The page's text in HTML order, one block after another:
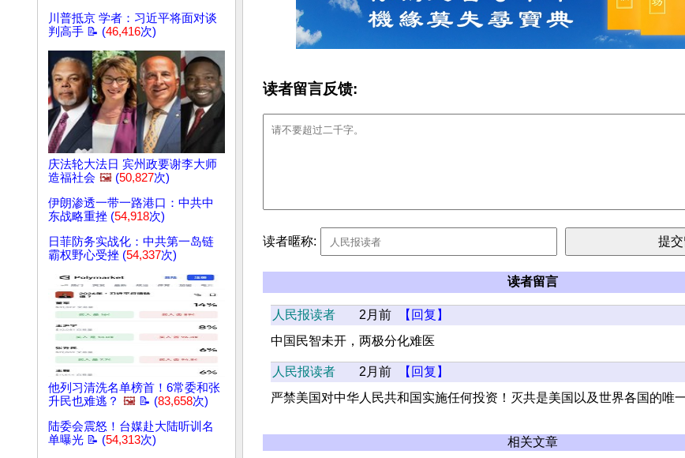
川普抵京 学者：习近平将面对谈
判高手 📝 (46,416次)
庆法轮大法日 宾州政要谢李大师
造福社会 🖼️ (50,827次)
伊朗渗透一带一路港口：中共中
东战略重挫 (54,918次)
日菲防务实战化：中共第一岛链
霸权野心受挫 (54,337次)
他列习清洗名单榜首！6常委和张
升民也难逃？ 🖼️ 📝 (83,658次)
陆委会震怒！台媒赴大陆听训名
单曝光 📝 (54,313次)
读者留言反馈:
读者暱称:
读者留言
人民报读者 2月前
【回复】
中国民智未开，两极分化难医
人民报读者 2月前
【回复】
严禁美国对中华人民共和国实施任何投资！灭共是美国以及世界各国的唯
相关文章